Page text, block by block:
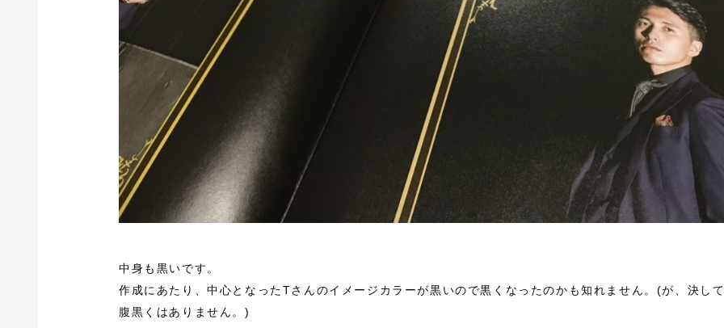
中身も黒いです。
作成にあたり、中心となったTさんのイメージカラーが黒いので黒くなったのかも知れません。(が、決し
腹黒くはありません。)